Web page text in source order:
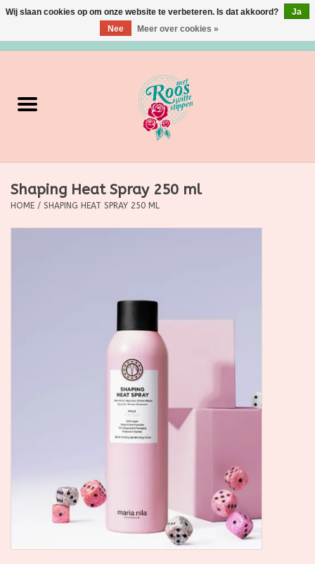
Verzorging
Grimeermateriaal
Eten/Drinken
Furry Friends
Shaping Heat Spray 250 ml
HOME / SHAPING HEAT SPRAY 250 ML
Wij slaan cookies op om onze website te verbeteren. Is dat akkoord?
Ja
Nee
Meer over cookies »